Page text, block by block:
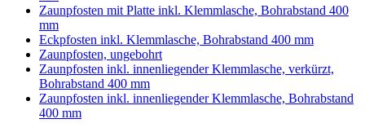
Zaunpfosten mit Platte inkl. Klemmlasche, Bohrabstand 400
mm
Eckpfosten inkl. Klemmlasche, Bohrabstand 400 mm
Zaunpfosten, ungebohrt
Zaunpfosten inkl. innenliegender Klemmlasche, verkürzt,
Bohrabstand 400 mm
Zaunpfosten inkl. innenliegender Klemmlasche, Bohrabstand
400 mm